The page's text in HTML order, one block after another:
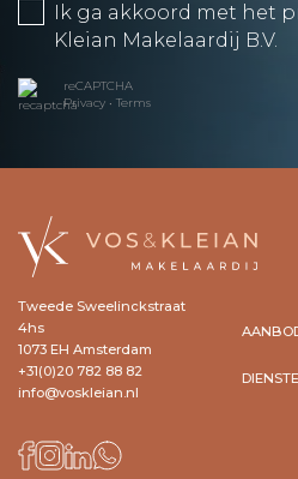
Ik ga akkoord met het
Kleian Makelaardij B.V.
reCAPTCHA
Privacy • Terms
Tweede Sweelinckstraat
4hs
1073 EH Amsterdam
+31(0)20 782 88 82
info@voskleian.nl